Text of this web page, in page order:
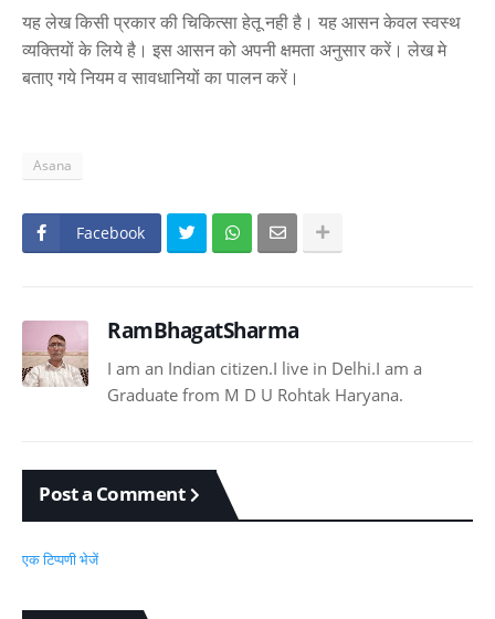
यह लेख किसी प्रकार की चिकित्सा हेतू नही है। यह आसन केवल स्वस्थ
व्यक्तियों के लिये है। इस आसन को अपनी क्षमता अनुसार करें। लेख मे
बताए गये नियम व सावधानियों का पालन करें।
Asana
Facebook
RamBhagatSharma
I am an Indian citizen.I live in Delhi.I am a
Graduate from M D U Rohtak Haryana.
Post a Comment
एक टिप्पणी भेजें